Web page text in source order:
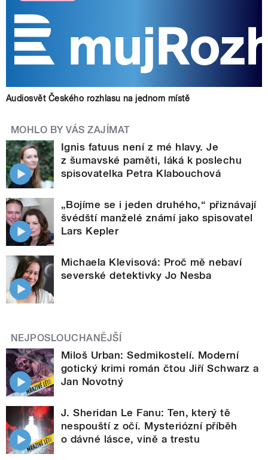
Audiosvět Českého rozhlasu na jednom místě
MOHLO BY VÁS ZAJÍMAT
Ignis fatuus není z mé hlavy. Je
z šumavské paměti, láká k poslechu
spisovatelka Petra Klabouchová
„Bojíme se i jeden druhého,“ přiznávají
švédští manželé známí jako spisovatel
Lars Kepler
Michaela Klevisová: Proč mě nebaví
severské detektivky Jo Nesba
NEJPOSLOUCHANĚJŠÍ
Miloš Urban: Sedmikostelí. Moderní
gotický krimi román čtou Jiří Schwarz a
Jan Novotný
J. Sheridan Le Fanu: Ten, který tě
nespouští z očí. Mysteriózní příběh
o dávné lásce, vině a trestu